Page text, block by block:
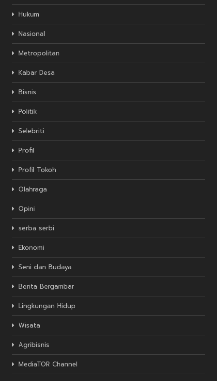
Hukum
Nasional
Metropolitan
Kabar Desa
Bisnis
Politik
Selebriti
Profil
Profil Tokoh
Olahraga
Opini
serba serbi
Ekonomi
Seni dan Budaya
Berita Bergambar
Lingkungan Hidup
Wisata
Agribisnis
MediaTOR Channel